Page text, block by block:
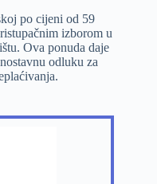
po cijeni od 59
izborom u
Ova ponuda daje
odluku za